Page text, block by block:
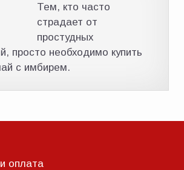
Тем, кто часто
страдает от
простудных
просто необходимо купить
с имбирем.
оплата